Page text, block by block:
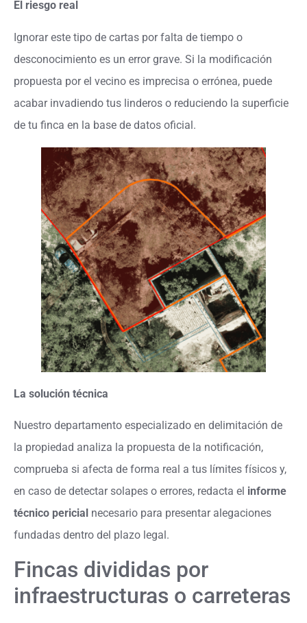
El riesgo real
Ignorar este tipo de cartas por falta de tiempo o
desconocimiento es un error grave. Si la modificación
propuesta por el vecino es imprecisa o errónea, puede
acabar invadiendo tus linderos o reduciendo la superficie
de tu finca en la base de datos oficial.
La solución técnica
Nuestro departamento especializado en delimitación de
la propiedad analiza la propuesta de la notificación,
comprueba si afecta de forma real a tus límites físicos y,
en caso de detectar solapes o errores, redacta el informe
técnico pericial necesario para presentar alegaciones
fundadas dentro del plazo legal.
Fincas divididas por
infraestructuras o carreteras